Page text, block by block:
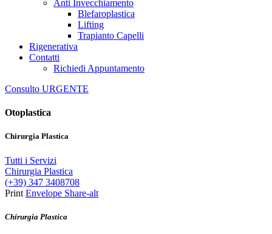
Anti Invecchiamento
Blefaroplastica
Lifting
Trapianto Capelli
Rigenerativa
Contatti
Richiedi Appuntamento
Consulto URGENTE
Otoplastica
Chirurgia Plastica
Tutti i Servizi
Chirurgia Plastica
(+39) 347 3408708
Print Envelope Share-alt
Chirurgia Plastica